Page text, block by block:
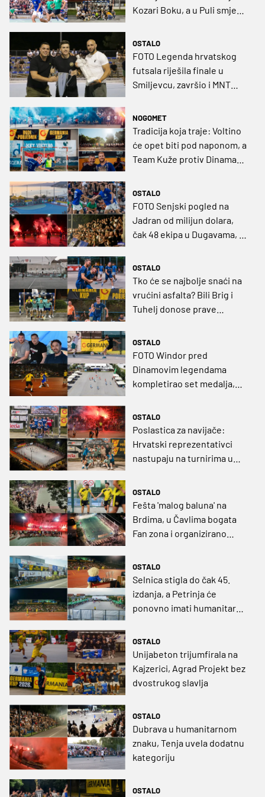
Kozari Boku, a u Puli smjena
godine
OSTALO
FOTO Legenda hrvatskog
futsala riješila finale u
Smiljevcu, završio i MNT
NOGOMET
Tradicija koja traje: Voltino
će opet biti pod naponom, a
Team Kuže protiv Dinama
OSTALO
FOTO Senjski pogled na
Jadran od milijun dolara,
čak 48 ekipa u Dugavama, a
OSTALO
Tko će se najbolje snaći na
vrućini asfalta? Bili Brig i
Tuhelj donose prave
OSTALO
FOTO Windor pred
Dinamovim legendama
kompletirao set medalja,
festival malog nogometa i u
Petrinji
OSTALO
Poslastica za navijače:
Hrvatski reprezentativci
nastupaju na turnirima u
OSTALO
Fešta 'malog baluna' na
Brdima, u Čavlima bogata
Fan zona i organizirano
OSTALO
Selnica stigla do čak 45.
izdanja, a Petrinja će
ponovno imati humanitarni
OSTALO
Unijabeton trijumfirala na
Kajzerici, Agrad Projekt bez
dvostrukog slavlja
OSTALO
Dubrava u humanitarnom
znaku, Tenja uvela dodatnu
kategoriju
OSTALO